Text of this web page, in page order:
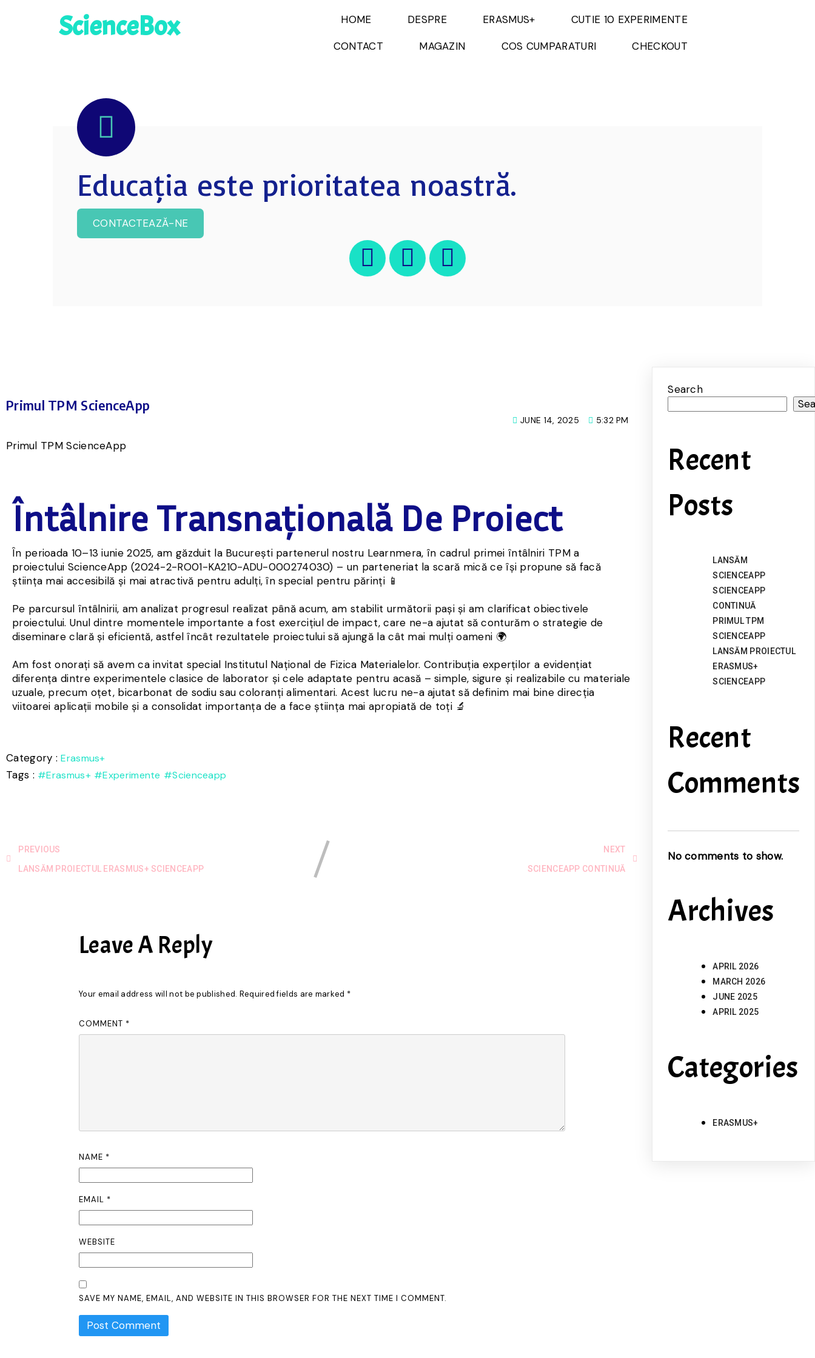
ScienceBox HOME DESPRE ERASMUS+
CUTIE 10 EXPERIMENTE
CONTACT
MAGAZIN COS CUMPARATURI CHECKOUT
Educația este prioritatea noastră.
CONTACTEAZĂ-NE
Primul TPM ScienceApp
JUNE 14, 2025 5:32 PM
Primul TPM ScienceApp
Întâlnire Transnațională De Proiect
În perioada 10–13 iunie 2025, am găzduit la București partenerul nostru Learnmera, în cadrul primei întâlniri TPM a
proiectului ScienceApp (2024-2-RO01-KA210-ADU-000274030) – un parteneriat la scară mică ce își propune să facă
știința mai accesibilă și mai atractivă pentru adulți, în special pentru părinți 📱
Pe parcursul întâlnirii, am analizat progresul realizat până acum, am stabilit următorii pași și am clarificat obiectivele
proiectului. Unul dintre momentele importante a fost exercițiul de impact, care ne-a ajutat să conturăm o strategie de
diseminare clară și eficientă, astfel încât rezultatele proiectului să ajungă la cât mai mulți oameni 🌍
Am fost onorați să avem ca invitat special Institutul Național de Fizica Materialelor. Contribuția experților a evidențiat
diferența dintre experimentele clasice de laborator și cele adaptate pentru acasă – simple, sigure și realizabile cu materiale
uzuale, precum oțet, bicarbonat de sodiu sau coloranți alimentari. Acest lucru ne-a ajutat să definim mai bine direcția
viitoarei aplicații mobile și a consolidat importanța de a face știința mai apropiată de toți 🔬
Category : Erasmus+
Tags : #Erasmus+ #experimente #scienceapp
PREVIOUS
LANSĂM PROIECTUL ERASMUS+ SCIENCEAPP
NEXT
SCIENCEAPP CONTINUĂ
Leave A Reply
Your email address will not be published. Required fields are marked *
COMMENT *
NAME *
EMAIL *
WEBSITE
SAVE MY NAME, EMAIL, AND WEBSITE IN THIS BROWSER FOR THE NEXT TIME I COMMENT.
Search
Recent
Posts
LANSĂM
SCIENCEAPP
SCIENCEAPP
CONTINUĂ
PRIMUL TPM
SCIENCEAPP
LANSĂM PROIECTUL
ERASMUS+
SCIENCEAPP
Recent
Comments
No comments to show.
Archives
APRIL 2026
MARCH 2026
JUNE 2025
APRIL 2025
Categories
ERASMUS+